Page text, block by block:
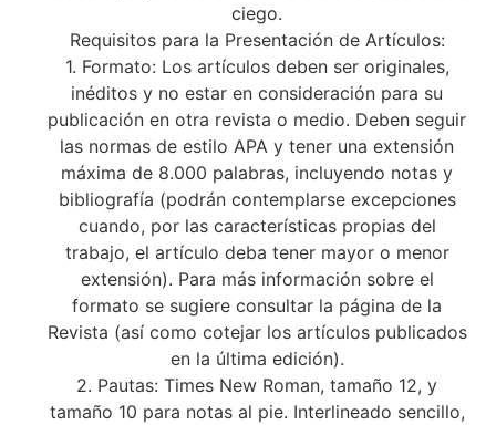
ciego.
Requisitos para la Presentación de Artículos:
1. Formato: Los artículos deben ser originales,
inéditos y no estar en consideración para su
publicación en otra revista o medio. Deben seguir
las normas de estilo APA y tener una extensión
máxima de 8.000 palabras, incluyendo notas y
bibliografía (podrán contemplarse excepciones
cuando, por las características propias del
trabajo, el artículo deba tener mayor o menor
extensión). Para más información sobre el
formato se sugiere consultar la página de la
Revista (así como cotejar los artículos publicados
en la última edición).
2. Pautas: Times New Roman, tamaño 12, y
tamaño 10 para notas al pie. Interlineado sencillo,